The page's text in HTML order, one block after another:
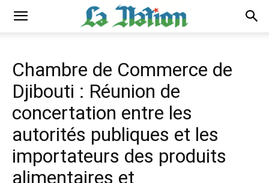
Chambre de Commerce de
Djibouti : Réunion de
concertation entre les
autorités publiques et les
importateurs des produits
alimentaires et